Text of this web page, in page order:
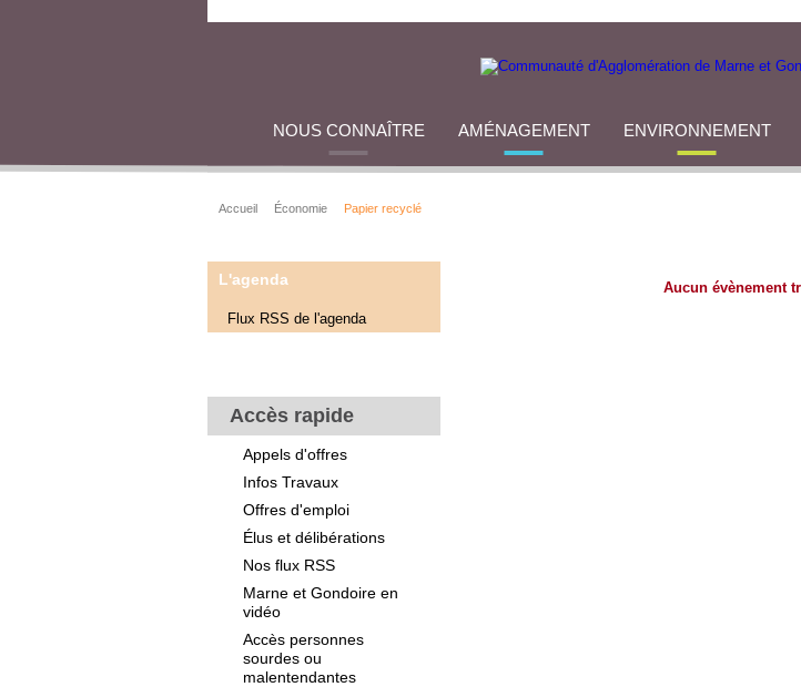
NOUS CONNAÎTRE AMÉNAGEMENT ENVIRONNEMENT
Accueil Économie Papier recyclé
L'agenda
Flux RSS de l'agenda
Accès rapide
Appels d'offres
Infos Travaux
Offres d'emploi
Élus et délibérations
Nos flux RSS
Marne et Gondoire en
vidéo
Accès personnes
sourdes ou
malentendantes
Aucun évènement